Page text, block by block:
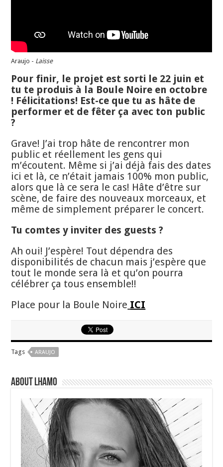
Araujo - Laisse
Pour finir, le projet est sorti le 22 juin et
tu te produis à la Boule Noire en octobre
! Félicitations! Est-ce que tu as hâte de
performer et de fêter ça avec ton public
?
Grave! J’ai trop hâte de rencontrer mon
public et réellement les gens qui
m’écoutent. Même si j’ai déjà fais des dates
ici et là, ce n’était jamais 100% mon public,
alors que là ce sera le cas! Hâte d’être sur
scène, de faire des nouveaux morceaux, et
même de simplement préparer le concert.
Tu comtes y inviter des guests ?
Ah oui! J’espère! Tout dépendra des
disponibilités de chacun mais j’espère que
tout le monde sera là et qu’on pourra
célébrer ça tous ensemble!!
Place pour la Boule Noire ICI
Tags ARAUJO
About Lhamo